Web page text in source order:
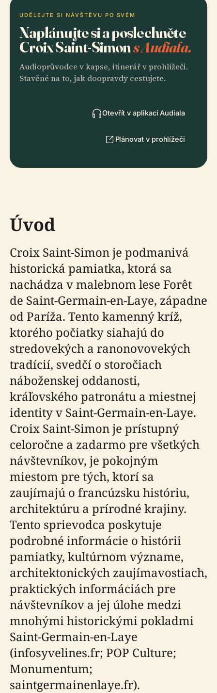
UDĚLEJTE SI NÁVŠTĚVU PO SVÉM
Naplánujte si a poslechněte
Croix Saint-Simons Audiala.
Audioprůvodce v kapse, itinerář v prohlížeči.
Stavěné na to, jak doopravdy cestujete.
Otevřít v aplikaci Audiala
Plánovat v prohlížeči
Úvod
Croix Saint-Simon je podmanivá
historická pamiatka, ktorá sa
nachádza v malebnom lese Forêt
de Saint-Germain-en-Laye, západne
od Paríža. Tento kamenný kríž,
ktorého počiatky siahajú do
stredovekých a ranonovovekých
tradícií, svedčí o storočiach
náboženskej oddanosti,
kráľovského patronátu a miestnej
identity v Saint-Germain-en-Laye.
Croix Saint-Simon je prístupný
celoročne a zadarmo pre všetkých
návštevníkov, je pokojným
miestom pre tých, ktorí sa
zaujímajú o francúzsku históriu,
architektúru a prírodné krajiny.
Tento sprievodca poskytuje
podrobné informácie o histórii
pamiatky, kultúrnom význame,
architektonických zaujímavostiach,
praktických informáciách pre
návštevníkov a jej úlohe medzi
mnohými historickými pokladmi
Saint-Germain-en-Laye
(infosyvelines.fr; POP Culture;
Monumentum;
saintgermainenlaye.fr).